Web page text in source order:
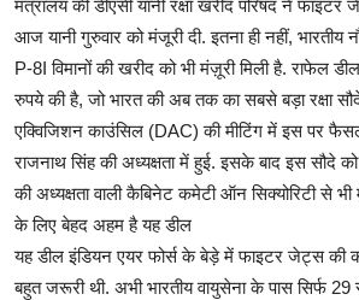
मंत्रालय की डीएसी यानी रक्षा खरीद परिषद ने
आज यानी गुरुवार को मंजूरी दी. इतना ही नहीं, भारतीय
P-8I विमानों की खरीद को भी मंज़ूरी मिली है. राफेल
रुपये की है, जो भारत की अब तक का सबसे बड़ा रक्षा
एक्विजिशन काउंसिल (DAC) की मीटिंग में इस पर फैसला
राजनाथ सिंह की अध्यक्षता में हुई. इसके बाद इस सौदे को
की अध्यक्षता वाली कैबिनेट कमेटी ऑन सिक्योरिटी से भी
के लिए बेहद अहम है यह डील
यह डील इंडियन एयर फोर्स के बेड़े में फाइटर जेट्स की
बहुत जरूरी थी. अभी भारतीय वायुसेना के पास सिर्फ